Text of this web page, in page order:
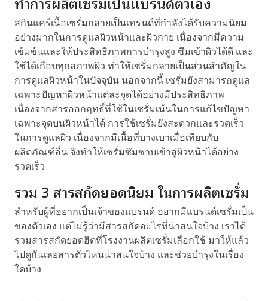
สกินแคร์เนื้อเซรั่มกลายเป็นเทรนด์ที่กำลังได้รับความนิยม
อย่างมากในการดูแลผิวหน้าและผิวกาย เนื่องจากมีความ
เข้มข้นและให้ประสิทธิภาพการบำรุงสูง ซึมเข้าผิวได้ดี และ
ใช้ได้เกือบทุกสภาพผิว ทำให้เซรั่มกลายเป็นส่วนสำคัญใน
การดูแลผิวหน้าในปัจจุบัน นอกจากนี้ เซรั่มยังสามารถดูแล
เฉพาะปัญหาผิวหน้าแต่ละจุดได้อย่างมีประสิทธิภาพ
เนื่องจากสารออกฤทธิ์ที่ใช้ในเซรั่มเน้นในการแก้ไขปัญหา
เฉพาะจุดบนผิวหน้าได้ การใช้เซรั่มยังสะดวกและรวดเร็ว
ในการดูแลผิว เนื่องจากมีเนื้อที่บางเบาเมื่อเทียบกับ
ผลิตภัณฑ์อื่น จึงทำให้เซรั่มซึมซาบเข้าสู่ผิวหน้าได้อย่าง
รวดเร็ว
รวม 3 สารสกัดยอดนิยม ในการผลิตเซรั่ม
สำหรับผู้ที่อยากเป็นเจ้าของแบรนด์ อยากมีแบรนด์เซรั่มเป็น
ของตัวเอง แต่ไม่รู้ว่ามีสารสกัดอะไรที่น่าสนใจบ้าง เราได้
รวมสารสกัดยอดฮิตที่โรงงานผลิตเซรั่มเลือกใช้ มาให้แล้ว
ไปดูกันเลยสารตัวไหนน่าสนใจบ้าง และช่วยบำรุงในเรื่อง
ใดบ้าง